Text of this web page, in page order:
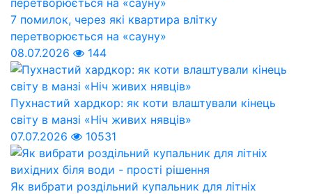
7 помилок, через які квартира влітку
перетворюється на «сауну»
08.07.2026
144
Пухнастий хардкор: як коти влаштували кінець
світу в манзі «Ніч живих нявців»
07.07.2026
10531
Як вибрати роздільний купальник для літніх